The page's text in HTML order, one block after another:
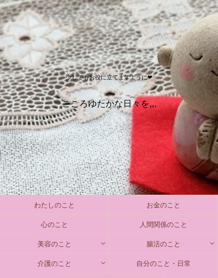
少しでもお役に立てますように❤
こころゆたかな日々を,,,
わたしのこと お金のこと
心のこと 人間関係のこと
美容のこと 腸活のこと
介護のこと 自分のこと・日常